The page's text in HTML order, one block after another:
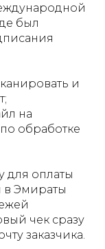
был
и
на
обработке
оплаты
в Эмираты
чек сразу
заказчика.